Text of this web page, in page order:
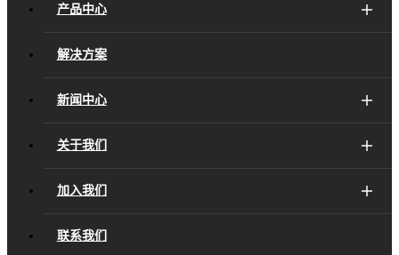
产品中心
解决方案
新闻中心
关于我们
加入我们
联系我们